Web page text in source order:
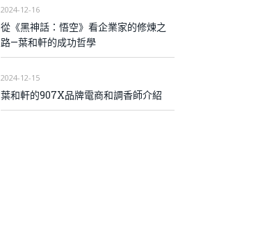
2024-12-16
從《黑神話：悟空》看企業家的修煉之
路—葉和軒的成功哲學
2024-12-15
葉和軒的907X品牌電商和調香師介紹